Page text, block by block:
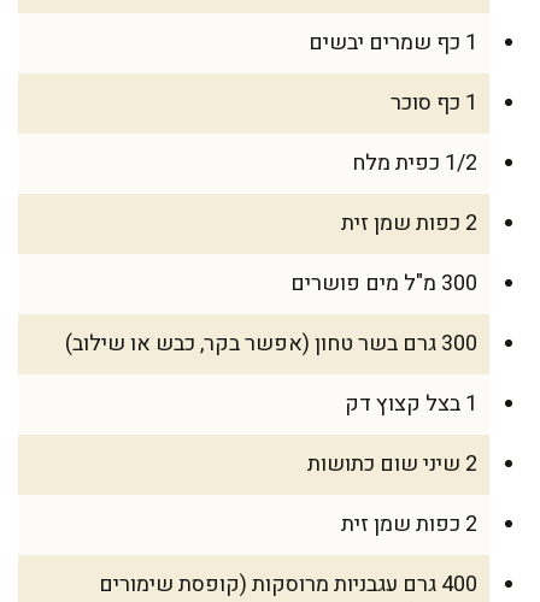
1 כף שמרים יבשים
1 כף סוכר
1/2 כפית מלח
2 כפות שמן זית
300 מ"ל מים פושרים
300 גרם בשר טחון (אפשר בקר, כבש או שילוב)
1 בצל קצוץ דק
2 שיני שום כתושות
2 כפות שמן זית
400 גרם עגבניות מרוסקות (קופסת שימורים